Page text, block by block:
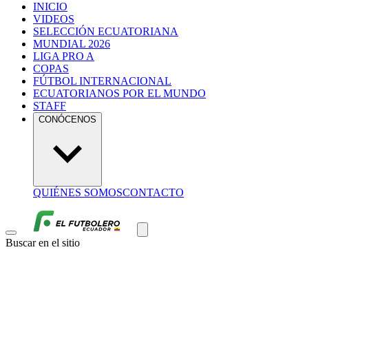
INICIO
VIDEOS
SELECCIÓN ECUATORIANA
MUNDIAL 2026
LIGA PRO A
COPAS
FÚTBOL INTERNACIONAL
ECUATORIANOS POR EL MUNDO
STAFF
CONÓCENOS
QUIÉNES SOMOSCONTACTO
Buscar en el sitio